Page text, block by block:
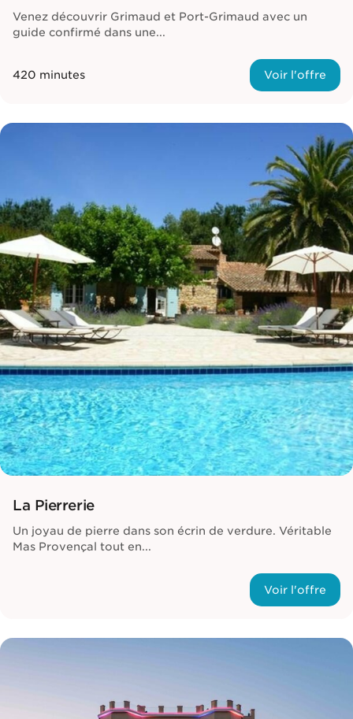
Venez découvrir Grimaud et Port-Grimaud avec un
guide confirmé dans une...
420 minutes Voir l'offre
La Pierrerie
Un joyau de pierre dans son écrin de verdure. Véritable
Mas Provençal tout en...
Voir l'offre